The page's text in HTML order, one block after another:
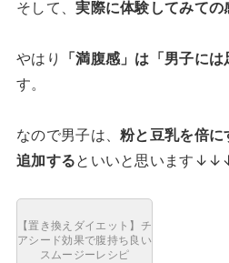
そして、実際に体験してみての
やはり 「満腹感」は「男子には
す。
なので男子は、粉と豆乳を倍に
追加するといいと思います
【置き換えダイエット】チ
アシード効果で腹持ち良い
スムージーレシピ